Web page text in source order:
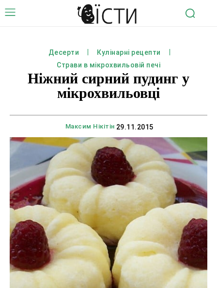
Десерти
Кулінарні рецепти
Страви в мікрохвильовій печі
Ніжний сирний пудинг у
мікрохвильовці
Максим Нікітін 29.11.2015